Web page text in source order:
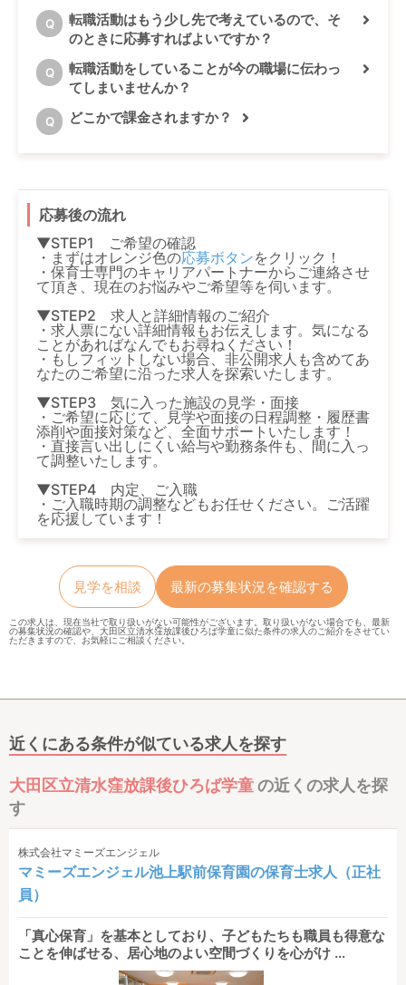
Q
転職活動はもう少し先で考えているので、そ
のときに応募すればよいですか？
Q
転職活動をしていることが今の職場に伝わっ
てしまいませんか？
Q どこかで課金されますか？
応募後の流れ
▼STEP1 ご希望の確認
・まずはオレンジ色の応募ボタンをクリック！
・保育士専門のキャリアパートナーからご連絡させ
て頂き、現在のお悩みやご希望等を伺います。
▼STEP2 求人と詳細情報のご紹介
・求人票にない詳細情報もお伝えします。気になる
ことがあればなんでもお尋ねください！
・もしフィットしない場合、非公開求人も含めてあ
なたのご希望に沿った求人を探索いたします。
▼STEP3 気に入った施設の見学・面接
・ご希望に応じて、見学や面接の日程調整・履歴書
添削や面接対策など、全面サポートいたします！
・直接言い出しにくい給与や勤務条件も、間に入っ
て調整いたします。
▼STEP4 内定、ご入職
・ご入職時期の調整などもお任せください。ご活躍
を応援しています！
見学を相談 最新の募集状況を確認する
この求人は、現在当社で取り扱いがない可能性がございます。取り扱いがない場合でも、最新
の募集状況の確認や、大田区立清水窪放課後ひろば学童に似た条件の求人のご紹介をさせてい
ただきますので、お気軽にご相談ください。
近くにある条件が似ている求人を探す
大田区立清水窪放課後ひろば学童の近くの求人を探
す
株式会社マミーズエンジェル
マミーズエンジェル池上駅前保育園の保育士求人（正社
員）
「真心保育」を基本としており、子どもたちも職員も得意な
ことを伸ばせる、居心地のよい空間づくりを心がけ ...